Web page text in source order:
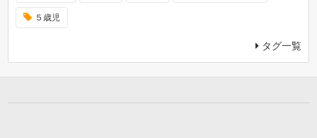
５歳児
タグ一覧